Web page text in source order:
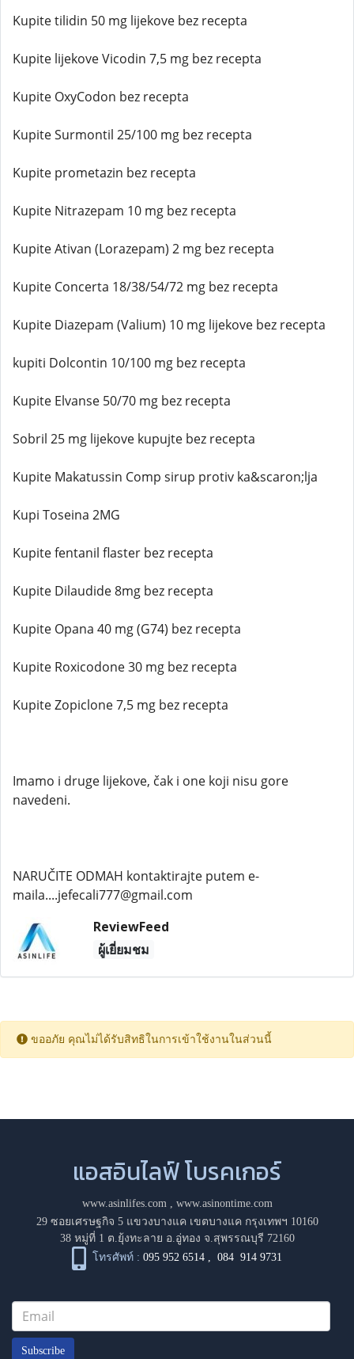
Kupite tilidin 50 mg lijekove bez recepta
Kupite lijekove Vicodin 7,5 mg bez recepta
Kupite OxyCodon bez recepta
Kupite Surmontil 25/100 mg bez recepta
Kupite prometazin bez recepta
Kupite Nitrazepam 10 mg bez recepta
Kupite Ativan (Lorazepam) 2 mg bez recepta
Kupite Concerta 18/38/54/72 mg bez recepta
Kupite Diazepam (Valium) 10 mg lijekove bez recepta
kupiti Dolcontin 10/100 mg bez recepta
Kupite Elvanse 50/70 mg bez recepta
Sobril 25 mg lijekove kupujte bez recepta
Kupite Makatussin Comp sirup protiv ka&scaron;lja
Kupi Toseina 2MG
Kupite fentanil flaster bez recepta
Kupite Dilaudide 8mg bez recepta
Kupite Opana 40 mg (G74) bez recepta
Kupite Roxicodone 30 mg bez recepta
Kupite Zopiclone 7,5 mg bez recepta
Imamo i druge lijekove, čak i one koji nisu gore
navedeni.
NARUČITE ODMAH kontaktirajte putem e-
maila....jefecali777@gmail.com
ReviewFeed
ผู้เยี่ยมชม
ขออภัย คุณไม่ได้รับสิทธิในการเข้าใช้งานในส่วนนี้
แอสอินไลฟ์ โบรคเกอร์
www.asinlifes.com, www.asinontime.com
29 ซอยเศรษฐกิจ 5 แขวงบางแค เขตบางแค กรุงเทพฯ 10160
38 หมู่ที่ 1 ต.ยุ้งทะลาย อ.อู่ทอง จ.สุพรรณบุรี 72160
โทรศัพท์ : 095 952 6514 ,084 914 9731
Subscribe